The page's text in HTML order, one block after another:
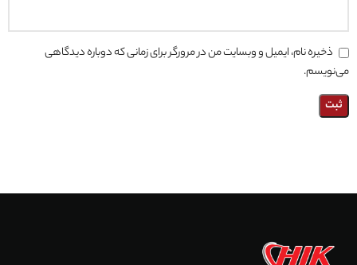
ذخیره نام، ایمیل و وبسایت من در مرورگر برای زمانی که دوباره دیدگاهی
می‌نویسم.